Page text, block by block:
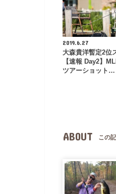
2019.6.27
大森貴洋暫定2位
【速報 Day2】
ツアーショット…
ABOUT この